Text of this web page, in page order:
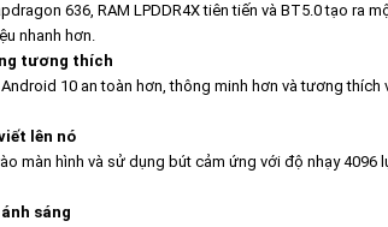
636, RAM LPDDR4X tiên tiến và BT5.0 tạo ra
nhanh hơn.
tương thích
10 an toàn hơn, thông minh hơn và tương
lên nó
màn hình và sử dụng bút cảm ứng với độ nhạy 4096
sáng